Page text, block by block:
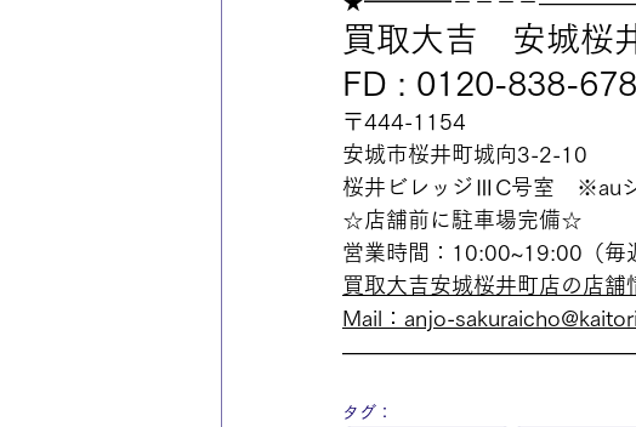
買取大吉　安城桜
FD : 0120-838-678
〒444-1154
安城市桜井町城向3-2-10
桜井ビレッジⅢC号室　※au
☆店舗前に駐車場完備☆
営業時間：10:00~19:00（毎
買取大吉安城桜井町店の店舗
Mail：anjo-
タグ：